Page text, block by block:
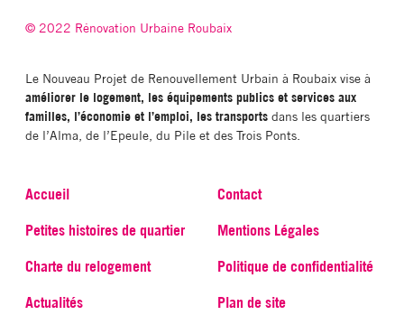
© 2022 Rénovation Urbaine Roubaix
Accueil
Petites histoires de quartier
Charte du relogement
Actualités
Contact
Mentions Légales
Politique de confidentialité
Plan de site
Le Nouveau Projet de Renouvellement Urbain à Roubaix vise à
améliorer le logement, les équipements publics et services aux
familles, l’économie et l’emploi, les transports dans les quartiers
de l’Alma, de l’Epeule, du Pile et des Trois Ponts.